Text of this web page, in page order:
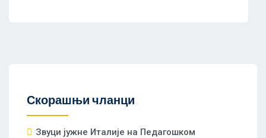
Скорашњи чланци
Звуци јужне Италије на Педагошком